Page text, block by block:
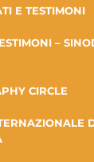
E TESTIMONI
–
CIRCLE